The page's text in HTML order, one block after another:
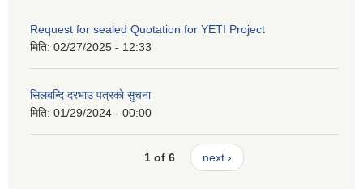
Request for sealed Quotation for YETI Project
मिति: 02/27/2025 - 12:33
सिलबन्दि दरभाउ पत्रको सुचना
मिति: 01/29/2024 - 00:00
1 of 6 next ›